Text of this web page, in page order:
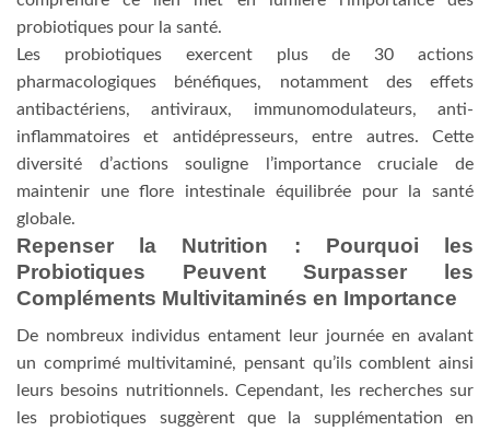
probiotiques pour la santé.
Les probiotiques exercent plus de 30 actions
pharmacologiques bénéfiques, notamment des effets
antibactériens, antiviraux, immunomodulateurs, anti-
inflammatoires et antidépresseurs, entre autres. Cette
diversité d’actions souligne l’importance cruciale de
maintenir une flore intestinale équilibrée pour la santé
globale.
Repenser la Nutrition : Pourquoi les
Probiotiques Peuvent Surpasser les
Compléments Multivitaminés en Importance
De nombreux individus entament leur journée en avalant
un comprimé multivitaminé, pensant qu’ils comblent ainsi
leurs besoins nutritionnels. Cependant, les recherches sur
les probiotiques suggèrent que la supplémentation en